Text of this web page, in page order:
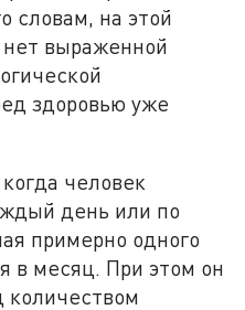
словам, на этой
выраженной
здоровью уже
человек
день или по
примерно одного
в месяц. При этом он
количеством